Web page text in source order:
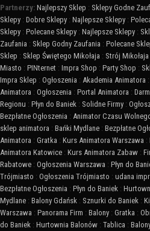
Partnerzy: Najlepszy Sklep : Sklepy Godne
Sklepy : Dobre Sklepy : Najlepsze Sklepy :
Sklepy : Polecane Sklepy : Najlepsze Sklepy :
Zaufania : Sklep Godny Zaufania : Polecane
Sklep : Sklep Świętego Mikołaja : Strój Mikołaja
Miasto : PINternet : Impra Shop : Party Shop :
Impra Sklep : Ogłoszenia : Akademia Animatora :
Animatora : Ogłoszenia : Portal Animatora :
Regionu : Płyn do Baniek : Solidne Firmy :
Bezpłatne Ogłoszenia : Animator Czasu
sklep animatora : Bańki Mydlane : Bezpłatne
Animatora : Gratka : Kurs Animatora Warszawa :
Animatora Katowice : Kurs Animatora Zabaw :
Rabatowe : Ogłoszenia Warszawa : Płyn do
Trójmiasto : Ogłoszenia Trójmiasto : udana
Bezpłatne Ogłoszenia : Płyn do Baniek :
Mydlane : Balony Gdańsk : Sznurki do Baniek :
Warszawa : Panorama Firm : Balony : Gratka :
do Baniek : Hurtownia Balonów : Tablica :